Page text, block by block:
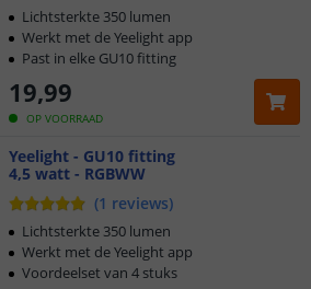
OP VOORRAAD
19,99
Lichtsterkte 350 lumen
Werkt met de Yeelight app
Past in elke GU10 fitting
Yeelight - GU10 fitting
4,5 watt - RGBWW
(1 reviews)
Lichtsterkte 350 lumen
Werkt met de Yeelight app
Voordeelset van 4 stuks